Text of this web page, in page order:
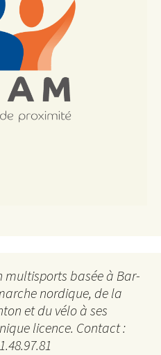
multisports basée à Bar-
nordique, de la
et du vélo à ses
licence. Contact :